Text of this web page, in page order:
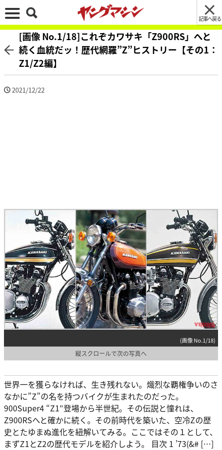
記事へ戻る
[画像 No.1/18]これぞカワサキ「Z900RS」へと
続く血統だッ！歴代網羅”Z”ヒストリー【その1：
Z1/Z2編】
2021/12/22
(画像 No.1/18)
縦スクロールで次の写真へ
世界一を獲らなければ、生き残れない。熾烈な覇権争いのさ
なかに”Z”の名を持つバイクが生まれたのだった。
900Super4 “Z1″登場から半世紀。その伝説と憧れは、
Z900RSへと確かに続く。その前時代を築いた、空冷Zの歴
史とたゆまぬ進化を紐解いてみる。ここではその１として、
まずZ1とZ2の歴代モデルを紹介しよう。 目次 1 ’73(&# […]